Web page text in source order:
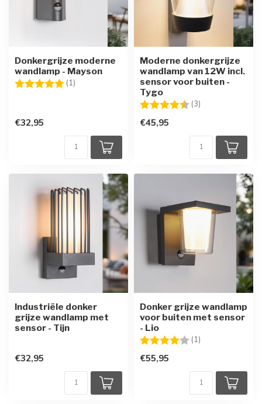
Donkergrijze moderne
wandlamp - Mayson
Beoordeling: (1)
€32,95
Moderne donkergrijze
wandlamp van 12W incl.
sensor voor buiten -
Tygo
Beoordeling: (3)
€45,95
Industriële donker
grijze wandlamp met
sensor - Tijn
€32,95
Donker grijze wandlamp
voor buiten met sensor
- Lio
Beoordeling: (1)
€55,95